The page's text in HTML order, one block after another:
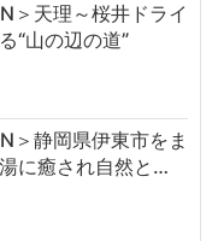
＞天理～桜井ドライ
“山の辺の道”
＞静岡県伊東市をま
に癒され自然と…